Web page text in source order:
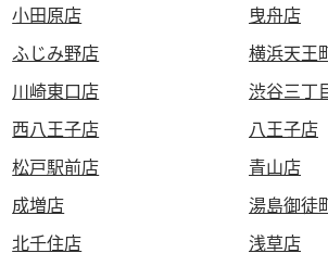
小田原店
曳舟店
ふじみ野店
横浜天王
川崎東口店
渋谷三丁
西八王子店
八王子店
松戸駅前店
青山店
成増店
湯島御徒
北千住店
浅草店